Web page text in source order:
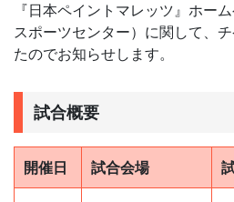
『日本ペイントマレッツ』ホー
スポーツセンター）に関して、
たのでお知らせします。
試合概要
開催日 試合会場